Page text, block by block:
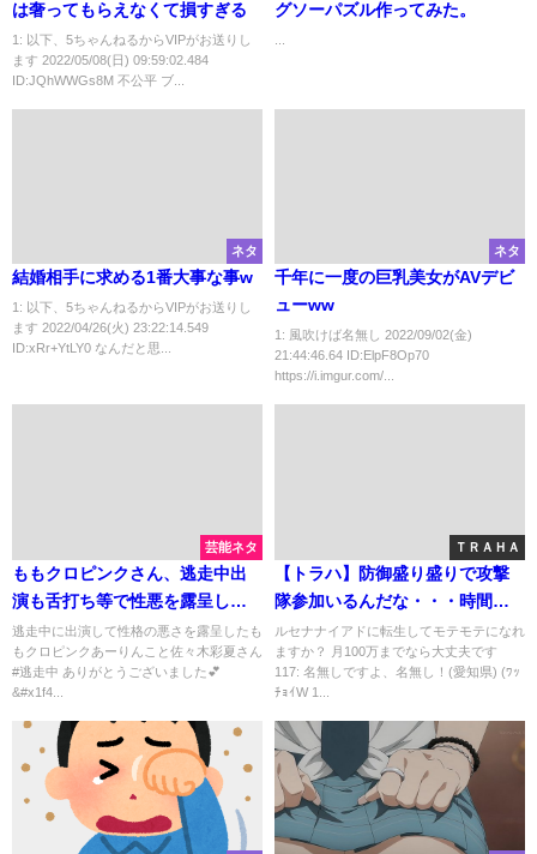
は奢ってもらえなくて損すぎる
1: 以下、5ちゃんねるからVIPがお送りし
ます 2022/05/08(日) 09:59:02.484
ID:JQhWWGs8M 不公平 ブ...
グソーパズル作ってみた。
ネタ
結婚相手に求める1番大事な事w
1: 以下、5ちゃんねるからVIPがお送りし
ます 2022/04/26(火) 23:22:14.549
ID:xRr+YtLY0 なんだと思...
ネタ
千年に一度の巨乳美女がAVデビ
ューww
1: 風吹けば名無し 2022/09/02(金)
21:44:46.64 ID:ElpF8Op70
https://i.imgur.com/...
芸能ネタ
ももクロピンクさん、逃走中出
演も舌打ち等で性悪を露呈して
しまう
逃走中に出演して性格の悪さを露呈したも
もクロピンクあーりんこと佐々木彩夏さん
#逃走中 ありがとうございました💕
&#x1f4...
ＴＲＡＨＡ
【トラハ】防御盛り盛りで攻撃
隊参加いるんだな・・・時間掛
かるぞ
ルセナナイアドに転生してモテモテになれ
ますか？ 月100万までなら大丈夫です
117: 名無しですよ、名無し！(愛知県) (ﾜｯ
ﾁｮｲW 1...